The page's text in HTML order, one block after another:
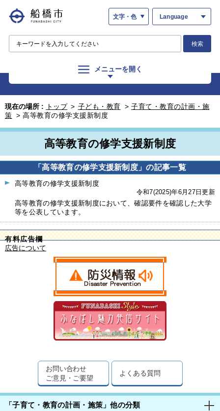
文字・色 Language
検索
メニューを開く
現在の場所 : トップ > 子ども・教育 > 子育て・教育の計画・施
策 > 高等教育の修学支援新制度
高等教育の修学支援新制度
「高等教育の修学支援新制度」の記事一覧
高等教育の修学支援新制度
令和7(2025)年6月27日更新
高等教育の修学支援新制度において、確認要件を確認した大学
等を公表しています。
有料広告欄
広告について
お問い合わせ
ご意見・ご要望
よくある質問
「子育て・教育の計画・施策」他の分類